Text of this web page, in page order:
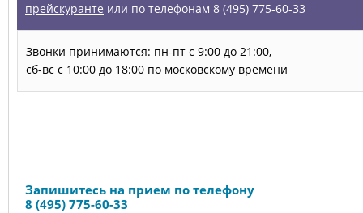
прейскуранте или по телефонам 8 (495) 775-60-33
Звонки принимаются: пн-пт с 9:00 до 21:00,
сб-вс с 10:00 до 18:00 по московскому времени
Запишитесь на прием по телефону
8 (495) 775-60-33